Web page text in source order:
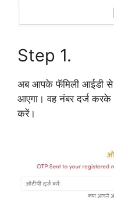
Step 1.
अब आपके फॅमिली आईडी से
आएगा। वह नंबर दर्ज करके
करें।